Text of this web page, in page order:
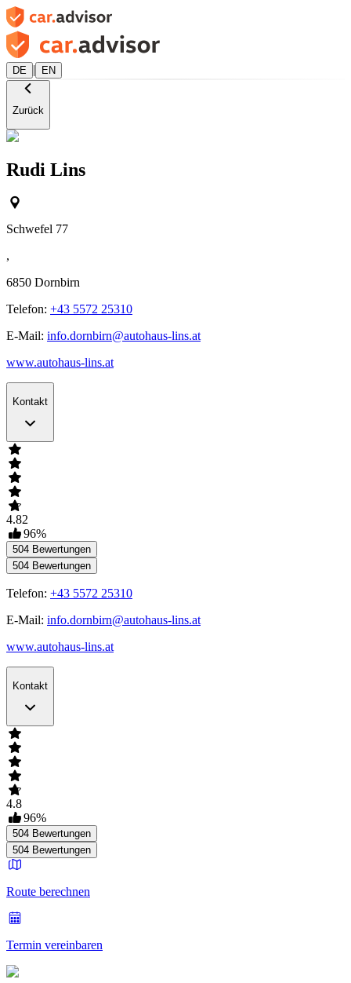
DE | EN
Zurück
Rudi Lins
Schwefel 77
,
6850 Dornbirn
Telefon: +43 5572 25310
E-Mail: info.dornbirn@autohaus-lins.at
www.autohaus-lins.at
Kontakt
4.82
96%
504 Bewertungen
504 Bewertungen
Telefon: +43 5572 25310
E-Mail: info.dornbirn@autohaus-lins.at
www.autohaus-lins.at
Kontakt
4.8
96%
504 Bewertungen
504 Bewertungen
Route berechnen
Termin vereinbaren